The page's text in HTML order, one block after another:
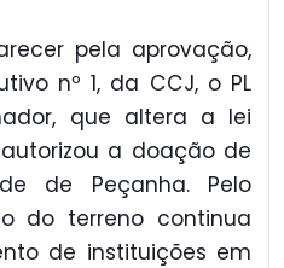
pela aprovação,
nº 1, da CCJ, o PL
que altera a lei
autorizou a doação de
de Peçanha. Pelo
do terreno continua
de instituições em